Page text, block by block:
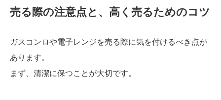
売る際の注意点と、高く売るためのコツ
ガスコンロや電子レンジを売る際に気を付けるべき点が
あります。
まず、清潔に保つことが大切です。